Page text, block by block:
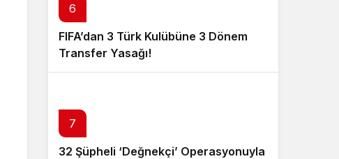
6
FIFA’dan 3 Türk Kulübüne 3 Dönem
Transfer Yasağı!
7
32 Şüpheli ‘Değnekçi’ Operasyonuyla